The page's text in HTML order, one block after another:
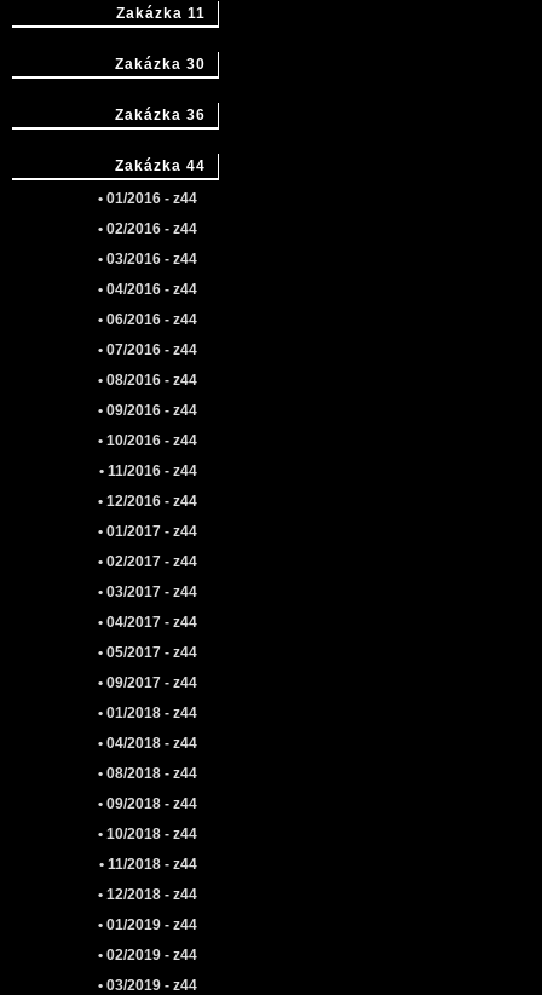
Zakázka 11
Zakázka 30
Zakázka 36
Zakázka 44
• 01/2016 - z44
• 02/2016 - z44
• 03/2016 - z44
• 04/2016 - z44
• 06/2016 - z44
• 07/2016 - z44
• 08/2016 - z44
• 09/2016 - z44
• 10/2016 - z44
• 11/2016 - z44
• 12/2016 - z44
• 01/2017 - z44
• 02/2017 - z44
• 03/2017 - z44
• 04/2017 - z44
• 05/2017 - z44
• 09/2017 - z44
• 01/2018 - z44
• 04/2018 - z44
• 08/2018 - z44
• 09/2018 - z44
• 10/2018 - z44
• 11/2018 - z44
• 12/2018 - z44
• 01/2019 - z44
• 02/2019 - z44
• 03/2019 - z44